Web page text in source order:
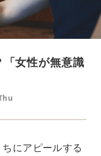
女性が無意識
にアピールする